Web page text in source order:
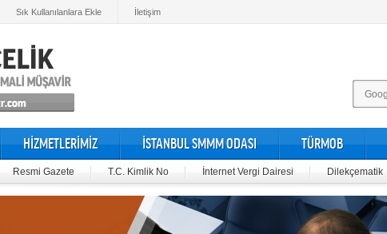
Sık Kullanılanlara Ekle İletişim
HİZMETLERİMİZ İSTANBUL SMMM ODASI TÜRMOB
Resmi Gazete T.C. Kimlik No İnternet Vergi Dairesi Dilekçematik